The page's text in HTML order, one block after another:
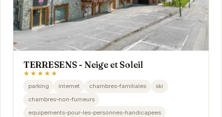
TERRESENS - Neige et Soleil
★★★★★
parking internet chambres-familiales
ski
chambres-non-fumeurs
equipements-pour-les-personnes-handicapees